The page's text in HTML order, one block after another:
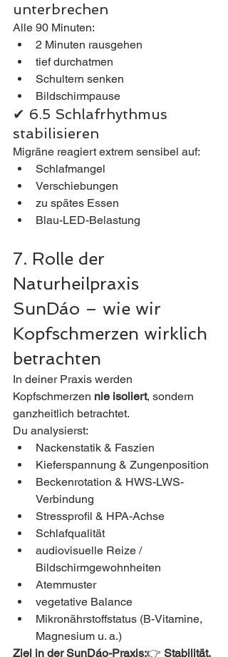
unterbrechen
Alle 90 Minuten:
2 Minuten rausgehen
tief durchatmen
Schultern senken
Bildschirmpause
✔ 6.5 Schlafrhythmus
stabilisieren
Migräne reagiert extrem sensibel auf:
Schlafmangel
Verschiebungen
zu spätes Essen
Blau-LED-Belastung
7. Rolle der
Naturheilpraxis
SunDáo – wie wir
Kopfschmerzen wirklich
betrachten
In deiner Praxis werden
Kopfschmerzen nie isoliert, sondern
ganzheitlich betrachtet.
Du analysierst:
Nackenstatik & Faszien
Kieferspannung & Zungenposition
Beckenrotation & HWS-LWS-
Verbindung
Stressprofil & HPA-Achse
Schlafqualität
audiovisuelle Reize /
Bildschirmgewohnheiten
Atemmuster
vegetative Balance
Mikronährstoffstatus (B-Vitamine,
Magnesium u. a.)
Ziel in der SunDáo-Praxis:👉 Stabilität,